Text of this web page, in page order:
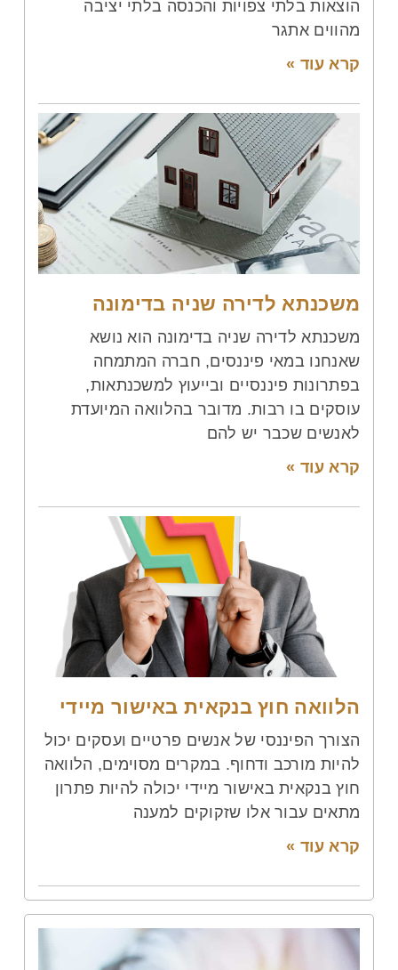
הוצאות בלתי צפויות והכנסה בלתי יציבה
מהווים אתגר
קרא עוד »
משכנתא לדירה שניה בדימונה
משכנתא לדירה שניה בדימונה הוא נושא
שאנחנו במאי פיננסים, חברה המתמחה
בפתרונות פיננסיים ובייעוץ למשכנתאות,
עוסקים בו רבות. מדובר בהלוואה המיועדת
לאנשים שכבר יש להם
קרא עוד »
הלוואה חוץ בנקאית באישור מיידי
הצורך הפיננסי של אנשים פרטיים ועסקים יכול
להיות מורכב ודחוף. במקרים מסוימים, הלוואה
חוץ בנקאית באישור מיידי יכולה להיות פתרון
מתאים עבור אלו שזקוקים למענה
קרא עוד »